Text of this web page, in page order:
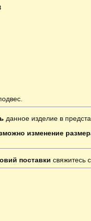
данное изделие в
изменение
поставки свяжитесь